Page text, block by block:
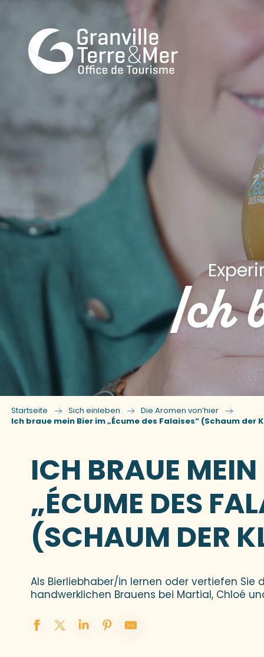
Ich
Startseite Sich einleben
Die Aromen von’hier
Ich braue mein Bier im „Écume des Falaises“ (Schaum der
ICH BRAUE
„ÉCUME DES
(SCHAUM DER
Als Bierliebhaber/in lernen oder vertiefen Sie
handwerklichen Brauens bei Martial, Chloé